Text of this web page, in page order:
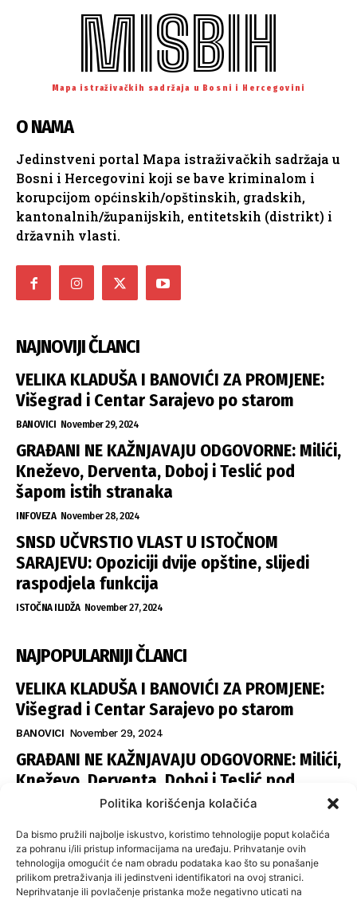
Politika korišćenja kolačića
Da bismo pružili najbolje iskustvo, koristimo tehnologije poput kolačića
za pohranu i/ili pristup informacijama na uređaju. Prihvatanje ovih
tehnologija omogućit će nam obradu podataka kao što su ponašanje
prilikom pretraživanja ili jedinstveni identifikatori na ovoj stranici.
Neprihvatanje ili povlačenje pristanka može negativno uticati na
MISBIH
Mapa istraživačkih sadržaja u Bosni i Hercegovini
O NAMA
Jedinstveni portal Mapa istraživačkih sadržaja u
Bosni i Hercegovini koji se bave kriminalom i
korupcijom općinskih/opštinskih, gradskih,
kantonalnih/županijskih, entitetskih (distrikt) i
državnih vlasti.
NAJNOVIJI ČLANCI
VELIKA KLADUŠA I BANOVIĆI ZA PROMJENE:
Višegrad i Centar Sarajevo po starom
BANOVICI November 29, 2024
GRAĐANI NE KAŽNJAVAJU ODGOVORNE: Milići,
Kneževo, Derventa, Doboj i Teslić pod
šapom istih stranaka
INFOVEZA November 28, 2024
SNSD UČVRSTIO VLAST U ISTOČNOM
SARAJEVU: Opoziciji dvije opštine, slijedi
raspodjela funkcija
ISTOČNA ILIDŽA November 27, 2024
NAJPOPULARNIJI ČLANCI
VELIKA KLADUŠA I BANOVIĆI ZA PROMJENE:
Višegrad i Centar Sarajevo po starom
BANOVICI November 29, 2024
GRAĐANI NE KAŽNJAVAJU ODGOVORNE: Milići,
Kneževo, Derventa, Doboj i Teslić pod
šapom istih stranaka
SNSD UČVRSTIO VLAST U ISTOČNOM
SARAJEVU: Opoziciji dvije opštine, slijedi
raspodjela funkcija